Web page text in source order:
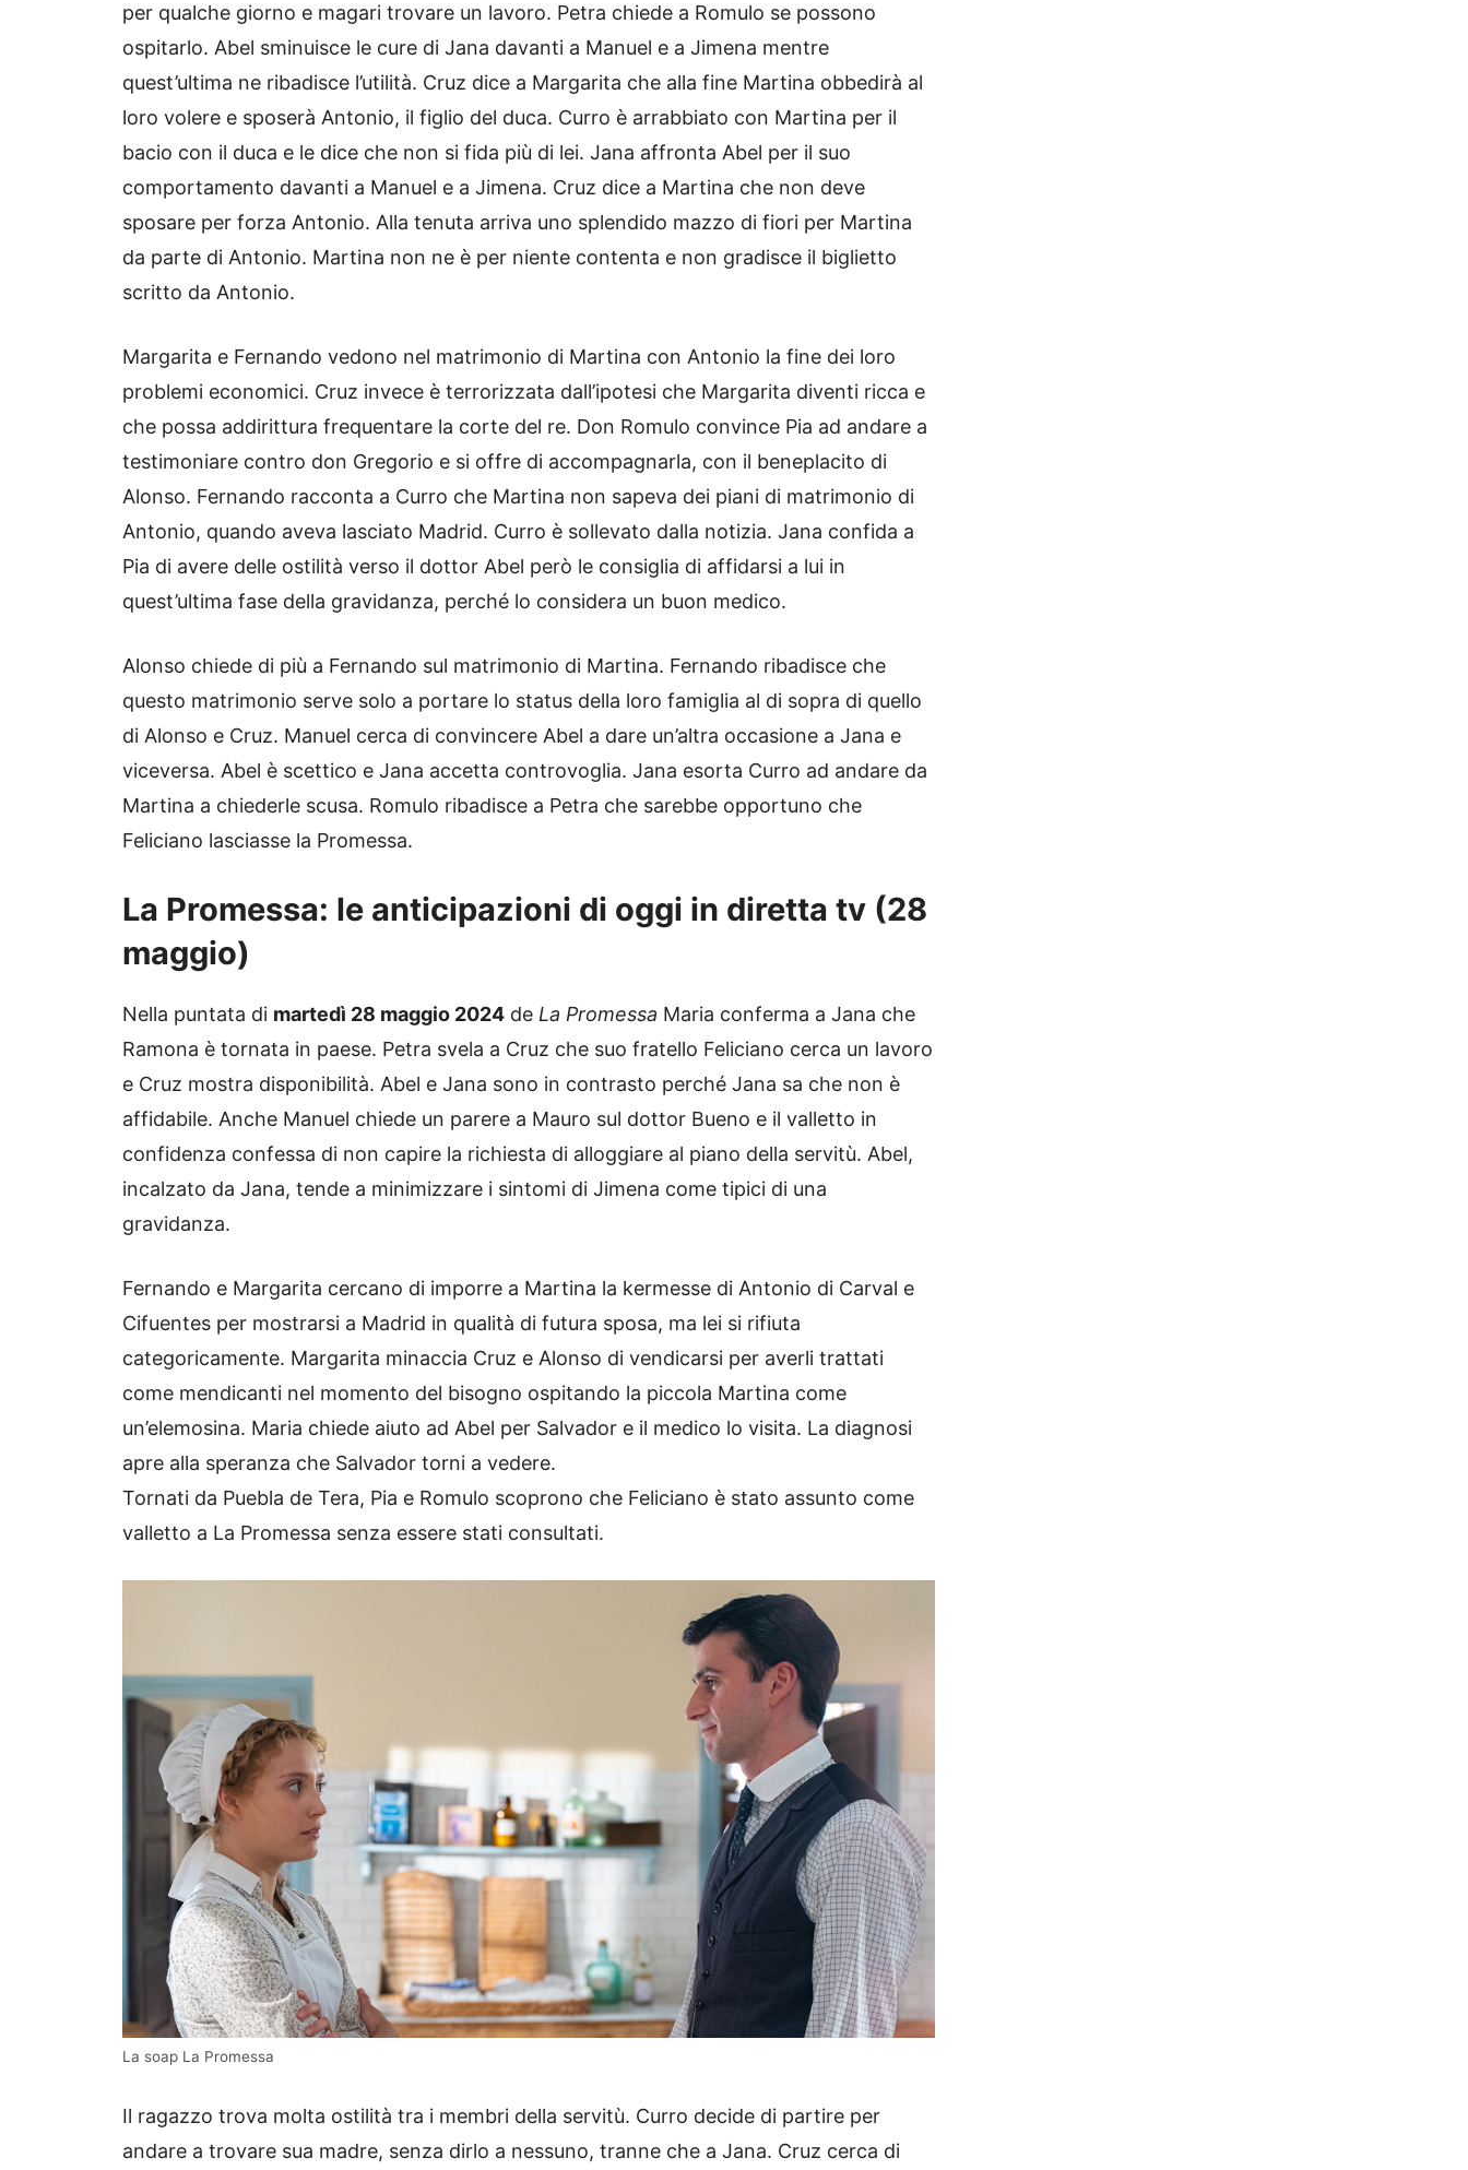
per qualche giorno e magari trovare un lavoro. Petra chiede a Romulo se possono
ospitarlo. Abel sminuisce le cure di Jana davanti a Manuel e a Jimena mentre
quest’ultima ne ribadisce l’utilità. Cruz dice a Margarita che alla fine Martina obbedirà al
loro volere e sposerà Antonio, il figlio del duca. Curro è arrabbiato con Martina per il
bacio con il duca e le dice che non si fida più di lei. Jana affronta Abel per il suo
comportamento davanti a Manuel e a Jimena. Cruz dice a Martina che non deve
sposare per forza Antonio. Alla tenuta arriva uno splendido mazzo di fiori per Martina
da parte di Antonio. Martina non ne è per niente contenta e non gradisce il biglietto
scritto da Antonio.
Margarita e Fernando vedono nel matrimonio di Martina con Antonio la fine dei loro
problemi economici. Cruz invece è terrorizzata dall’ipotesi che Margarita diventi ricca e
che possa addirittura frequentare la corte del re. Don Romulo convince Pia ad andare a
testimoniare contro don Gregorio e si offre di accompagnarla, con il beneplacito di
Alonso. Fernando racconta a Curro che Martina non sapeva dei piani di matrimonio di
Antonio, quando aveva lasciato Madrid. Curro è sollevato dalla notizia. Jana confida a
Pia di avere delle ostilità verso il dottor Abel però le consiglia di affidarsi a lui in
quest’ultima fase della gravidanza, perché lo considera un buon medico.
Alonso chiede di più a Fernando sul matrimonio di Martina. Fernando ribadisce che
questo matrimonio serve solo a portare lo status della loro famiglia al di sopra di quello
di Alonso e Cruz. Manuel cerca di convincere Abel a dare un’altra occasione a Jana e
viceversa. Abel è scettico e Jana accetta controvoglia. Jana esorta Curro ad andare da
Martina a chiederle scusa. Romulo ribadisce a Petra che sarebbe opportuno che
Feliciano lasciasse la Promessa.
La Promessa: le anticipazioni di oggi in diretta tv (28
maggio)
Nella puntata di martedì 28 maggio 2024 de La Promessa Maria conferma a Jana che
Ramona è tornata in paese. Petra svela a Cruz che suo fratello Feliciano cerca un lavoro
e Cruz mostra disponibilità. Abel e Jana sono in contrasto perché Jana sa che non è
affidabile. Anche Manuel chiede un parere a Mauro sul dottor Bueno e il valletto in
confidenza confessa di non capire la richiesta di alloggiare al piano della servitù. Abel,
incalzato da Jana, tende a minimizzare i sintomi di Jimena come tipici di una
gravidanza.
Fernando e Margarita cercano di imporre a Martina la kermesse di Antonio di Carval e
Cifuentes per mostrarsi a Madrid in qualità di futura sposa, ma lei si rifiuta
categoricamente. Margarita minaccia Cruz e Alonso di vendicarsi per averli trattati
come mendicanti nel momento del bisogno ospitando la piccola Martina come
un’elemosina. Maria chiede aiuto ad Abel per Salvador e il medico lo visita. La diagnosi
apre alla speranza che Salvador torni a vedere.
Tornati da Puebla de Tera, Pia e Romulo scoprono che Feliciano è stato assunto come
valletto a La Promessa senza essere stati consultati.
La soap La Promessa
Il ragazzo trova molta ostilità tra i membri della servitù. Curro decide di partire per
andare a trovare sua madre, senza dirlo a nessuno, tranne che a Jana. Cruz cerca di